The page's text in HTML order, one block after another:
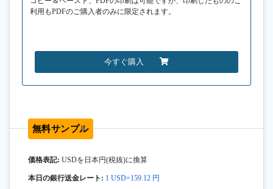
利用もPDFのご購入者のみに限定されます。
今すぐ購入
無料サンプル
価格表記: USDを日本円(税抜)に換算
本日の銀行送金レート: 1 USD=159.12 円